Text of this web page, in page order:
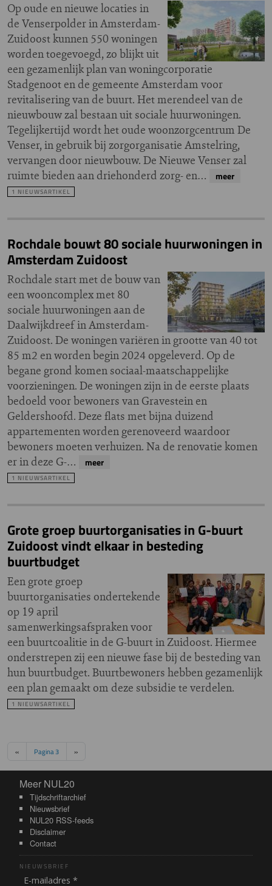
Op oude en nieuwe locaties in
de Venserpolder in Amsterdam-
Zuidoost kunnen 550 woningen
worden toegevoegd, zo blijkt uit
een gezamenlijk plan van woningcorporatie
Stadgenoot en de gemeente Amsterdam voor
revitalisering van de buurt. Het merendeel van de
nieuwbouw zal bestaan uit sociale huurwoningen.
Tegelijkertijd wordt het oude woonzorgcentrum De
Venser, in gebruik bij zorgorganisatie Amstelring,
vervangen door nieuwbouw. De Nieuwe Venser zal
ruimte bieden aan driehonderd zorg- en…
meer
1 NIEUWSARTIKEL
Rochdale bouwt 80 sociale huurwoningen in
Amsterdam Zuidoost
Rochdale start met de bouw van
een wooncomplex met 80
sociale huurwoningen aan de
Daalwijkdreef in Amsterdam-
Zuidoost. De woningen variëren in grootte van 40 tot
85 m2 en worden begin 2024 opgeleverd. Op de
begane grond komen sociaal-maatschappelijke
voorzieningen. De woningen zijn in de eerste plaats
bedoeld voor bewoners van Gravestein en
Geldershoofd. Deze flats met bijna duizend
appartementen worden gerenoveerd waardoor
bewoners moeten verhuizen. Na de renovatie komen
er in deze G-…
meer
1 NIEUWSARTIKEL
Grote groep buurtorganisaties in G-buurt
Zuidoost vindt elkaar in besteding
buurtbudget
Een grote groep
buurtorganisaties ondertekende
op 19 april
samenwerkingsafspraken voor
een buurtcoalitie in de G-buurt in Zuidoost. Hiermee
onderstrepen zij een nieuwe fase bij de besteding van
hun buurtbudget. Buurtbewoners hebben gezamenlijk
een plan gemaakt om deze subsidie te verdelen.
1 NIEUWSARTIKEL
Paginering
Vorige pagina
‹‹ Pagina 3 Volgende pagina
››
Meer NUL20
Meer NUL20
Tijdschriftarchief
Nieuwsbrief
NUL20 RSS-feeds
Disclaimer
Contact
NIEUWSBRIEF
E-mailadres *